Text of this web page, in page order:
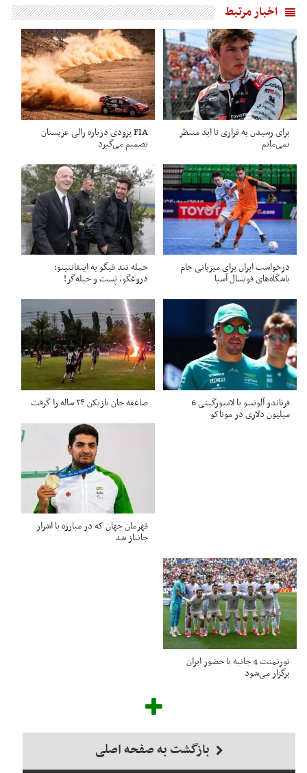
اخبار مرتبط
برای رسیدن به فراری تا ابد منتظر
نمی‌مانم
FIA یزودی درباره رالی عربستان
تصمیم می‌گیرد
درخواست ایران برای میزبانی جام
باشگاه‌های فوتسال آسیا
حمله تند فیگو به اینفانتینو:
دروغگو، پَست‌ و حیله‌گر!
فرناندو آلونسو با لامبورگینی 6
میلیون دلاری در موناکو
صاعقه جان بازیکن ۲۴ ساله را گرفت
قهرمان جهان که در مبارزه با اشرار
جانباز شد
تورنمنت 4 جانبه با حضور ایران
برگزار می‌شود
بازگشت به صفحه اصلی